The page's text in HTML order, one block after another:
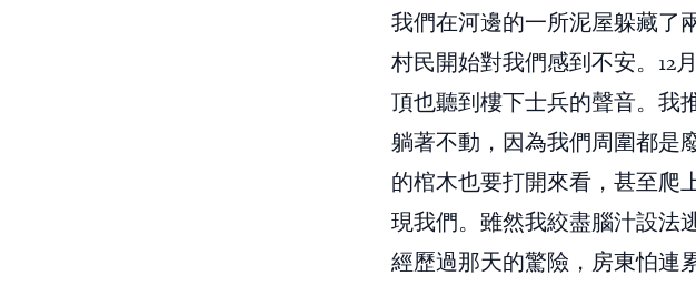
我們在河邊的一所泥屋躲藏了
村民開始對我們感到不安。12
頂也聽到樓下士兵的聲音。我
躺著不動，因為我們周圍都是
的棺木也要打開來看，甚至爬
現我們。雖然我絞盡腦汁設法
經歷過那天的驚險，房東怕連